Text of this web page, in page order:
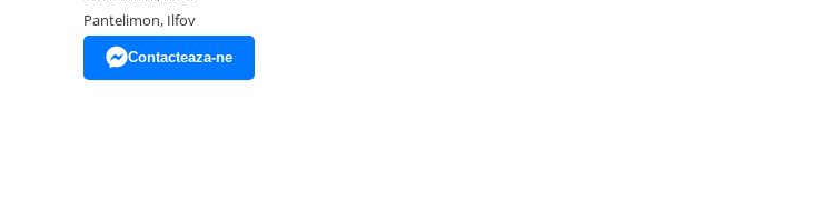
Pantelimon, Ilfov
Contacteaza-ne